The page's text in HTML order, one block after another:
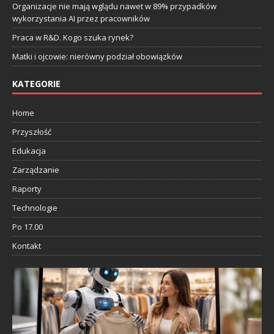
Organizacje nie mają wglądu nawet w 89% przypadków
wykorzystania AI przez pracowników
Praca w R&D. Kogo szuka rynek?
Matki i ojcowie: nierówny podział obowiązków
KATEGORIE
Home
Przyszłość
Edukacja
Zarządzanie
Raporty
Technologie
Po 17.00
Kontakt